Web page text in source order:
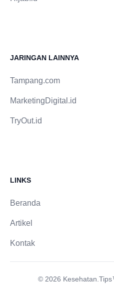
JARINGAN LAINNYA
Tampang.com
MarketingDigital.id
TryOut.id
LINKS
Beranda
Artikel
Kontak
© 2026